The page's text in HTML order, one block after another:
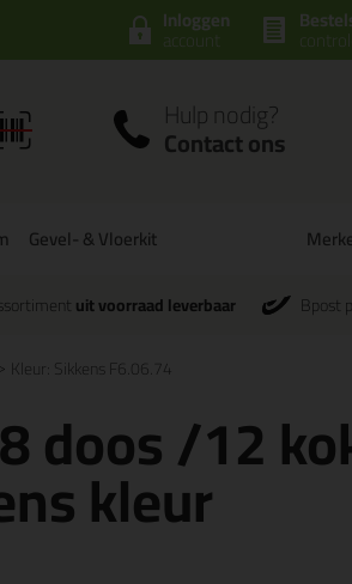
Inloggen
account
Hulp nodig?
Contact ons
Gevel- & Vloerkit
uit voorraad leverbaar Bpost
Kleur: Sikkens F6.06.74
doos /12
kleur